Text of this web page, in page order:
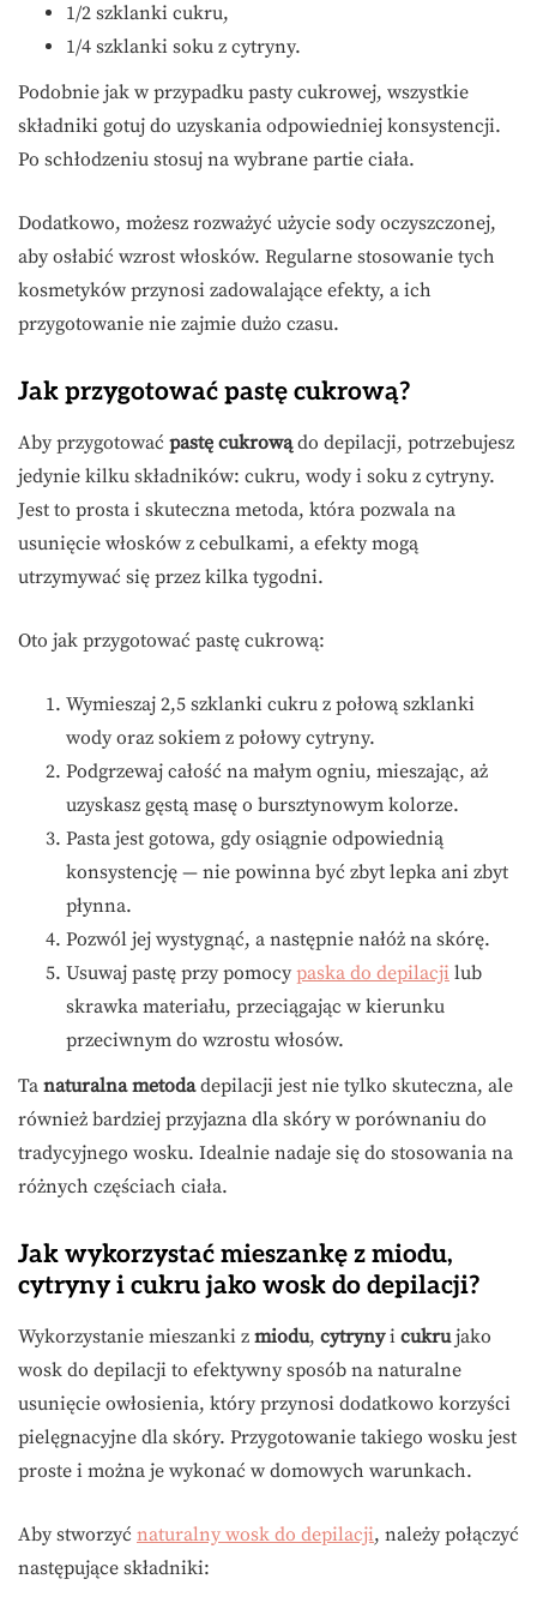
1/2 szklanki cukru,
1/4 szklanki soku z cytryny.
Podobnie jak w przypadku pasty cukrowej, wszystkie
składniki gotuj do uzyskania odpowiedniej konsystencji.
Po schłodzeniu stosuj na wybrane partie ciała.
Dodatkowo, możesz rozważyć użycie sody oczyszczonej,
aby osłabić wzrost włosków. Regularne stosowanie tych
kosmetyków przynosi zadowalające efekty, a ich
przygotowanie nie zajmie dużo czasu.
Jak przygotować pastę cukrową?
Aby przygotować pastę cukrowądo depilacji, potrzebujesz
jedynie kilku składników: cukru, wody i soku z cytryny.
Jest to prosta i skuteczna metoda, która pozwala na
usunięcie włosków z cebulkami, a efekty mogą
utrzymywać się przez kilka tygodni.
Oto jak przygotować pastę cukrową:
Wymieszaj 2,5 szklanki cukru z połową szklanki
wody oraz sokiem z połowy cytryny.
Podgrzewaj całość na małym ogniu, mieszając, aż
uzyskasz gęstą masę o bursztynowym kolorze.
Pasta jest gotowa, gdy osiągnie odpowiednią
konsystencję — nie powinna być zbyt lepka ani zbyt
płynna.
Pozwól jej wystygnąć, a następnie nałóż na skórę.
Usuwaj pastę przy pomocy paska do depilacji lub
skrawka materiału, przeciągając w kierunku
przeciwnym do wzrostu włosów.
Ta naturalna metodadepilacji jest nie tylko skuteczna, ale
również bardziej przyjazna dla skóry w porównaniu do
tradycyjnego wosku. Idealnie nadaje się do stosowania na
różnych częściach ciała.
Jak wykorzystać mieszankę z miodu,
cytryny i cukru jako wosk do depilacji?
Wykorzystanie mieszanki z miodu, cytrynyi cukrujako
wosk do depilacji to efektywny sposób na naturalne
usunięcie owłosienia, który przynosi dodatkowo korzyści
pielęgnacyjne dla skóry. Przygotowanie takiego wosku jest
proste i można je wykonać w domowych warunkach.
Aby stworzyć naturalny wosk do depilacji, należy połączyć
następujące składniki: